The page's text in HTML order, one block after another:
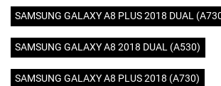
SAMSUNG GALAXY A8 PLUS 2018 DUAL
SAMSUNG GALAXY A8 2018 DUAL (A530)
SAMSUNG GALAXY A8 PLUS 2018 (A730)